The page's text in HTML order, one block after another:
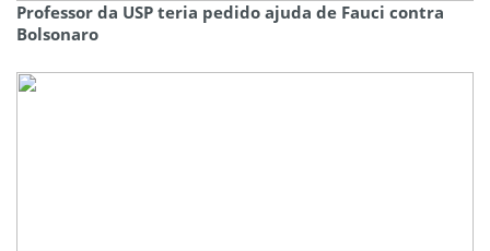
Professor da USP teria pedido ajuda de Fauci contra
Bolsonaro